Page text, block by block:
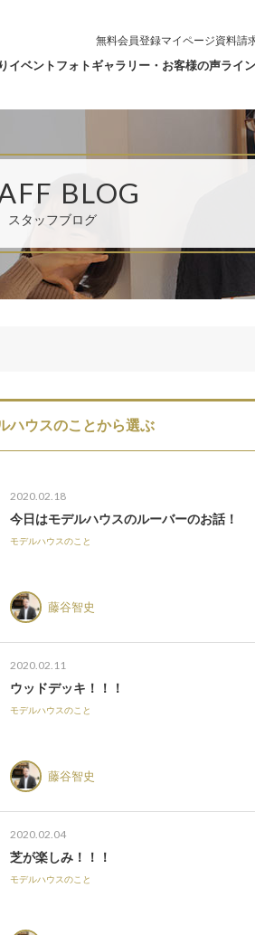
イベント フォトギャラリー・お客様の声ライ
無料会員登録マイページ資料請
BLOG
スタッフブログ
ハウスのことから選ぶ
2020.02.18
今日はモデルハウスのルーバーのお話！
モデルハウスのこと
藤谷智史
2020.02.11
ウッドデッキ！！！
モデルハウスのこと
藤谷智史
2020.02.04
芝が楽しみ！！！
モデルハウスのこと